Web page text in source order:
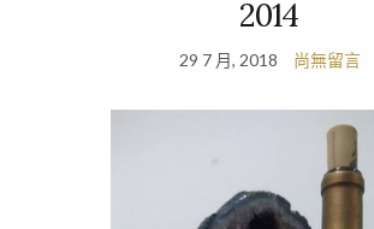
2014
29 7 月, 2018 尚無留言